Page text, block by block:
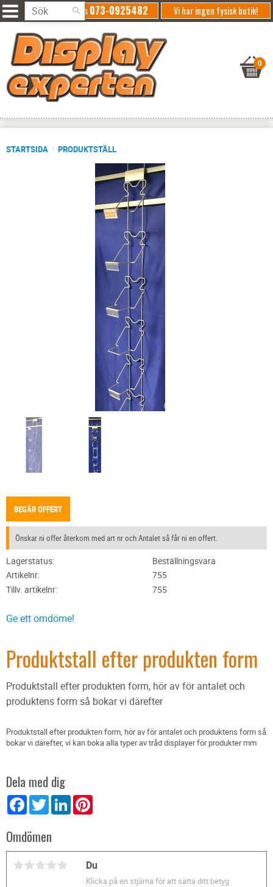
Vi har ingen fysisk butik!
Ring oss073-0925482
STARTSIDA PRODUKTSTÄLL
BEGÄR OFFERT
Önskar ni offer återkom med art nr och Antalet så får ni en offert.
Lagerstatus
Beställningsvara
Artikelnr
755
Tillv. artikelnr
755
Ge ett omdöme!
Produktstall efter produkten form
Produktstall efter produkten form, hör av för antalet och
produktens form så bokar vi därefter
Produktstall efter produkten form, hör av för antalet och produktens form så
bokar vi därefter, vi kan boka alla typer av tråd displayer för produkter mm
Dela med dig
FacebookTwitter LinkedIn
Omdömen
Du
Klicka på en stjärna för att sätta ditt betyg